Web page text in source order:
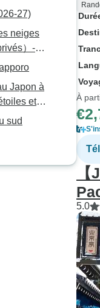
27)
neiges
）-
Japon à
et
sud
À
5.0